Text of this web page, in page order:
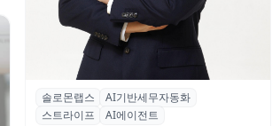
솔로몬랩스, 스트라이프 출신 이창헌 영
입…절세 전략 AI 에이전트 개발 본격화
솔로몬랩스
AI기반세무자동화
스트라이프
AI에이전트